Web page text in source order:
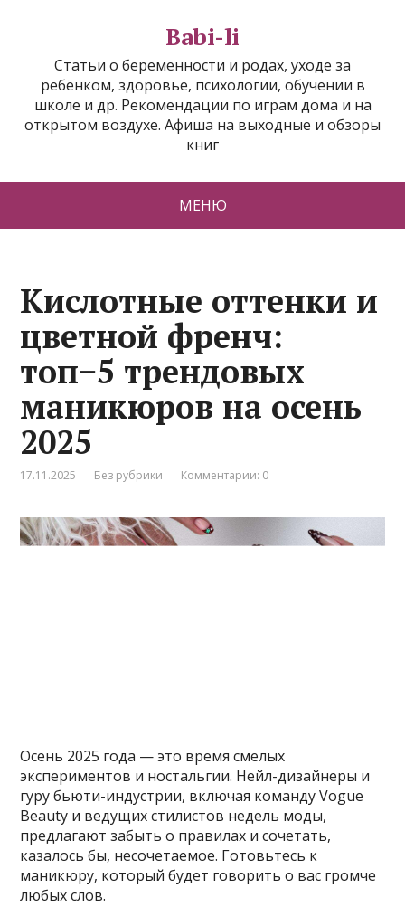
Babi-li
Статьи о беременности и родах, уходе за
ребёнком, здоровье, психологии, обучении в
школе и др. Рекомендации по играм дома и на
открытом воздухе. Афиша на выходные и обзоры
книг
МЕНЮ
Кислотные оттенки и
цветной френч:
топ−5 трендовых
маникюров на осень
2025
17.11.2025 Без рубрики Комментарии: 0
Осень 2025 года — это время смелых
экспериментов и ностальгии. Нейл-дизайнеры и
гуру бьюти-индустрии, включая команду Vogue
Beauty и ведущих стилистов недель моды,
предлагают забыть о правилах и сочетать,
казалось бы, несочетаемое. Готовьтесь к
маникюру, который будет говорить о вас громче
любых слов.